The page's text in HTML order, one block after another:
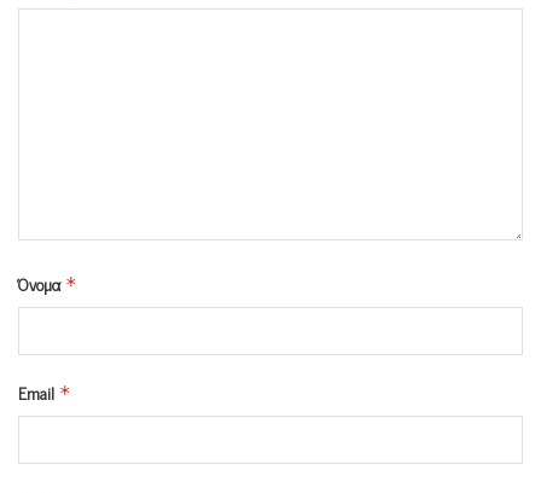
Όνομα *
Email *